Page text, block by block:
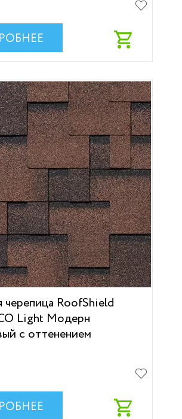
черепица RoofShield
Light Модерн
с оттенением